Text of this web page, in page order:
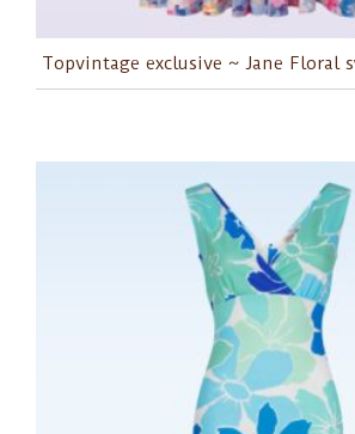
Topvintage exclusive ~ Jane